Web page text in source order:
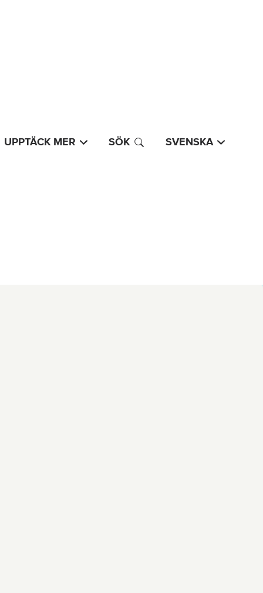
UPPTÄCK MER SÖK SVENSKA